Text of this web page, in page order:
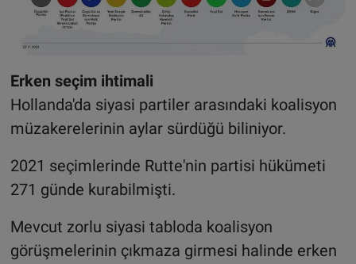
Erken seçim ihtimali
Hollanda'da siyasi partiler arasındaki koalisyon
müzakerelerinin aylar sürdüğü biliniyor.
2021 seçimlerinde Rutte'nin partisi hükümeti
271 günde kurabilmişti.
Mevcut zorlu siyasi tabloda koalisyon
görüşmelerinin çıkmaza girmesi halinde erken